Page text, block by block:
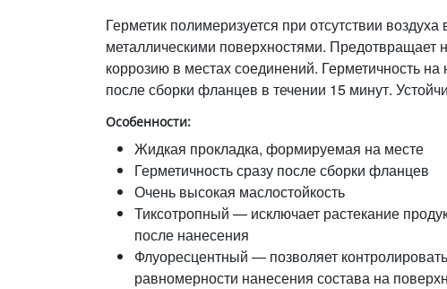
Герметик полимеризуется при отсутствии
металлическими поверхностями. Предотвращает
коррозию в местах соединений. Герметичность на
после сборки фланцев в течении 15 минут.
Особенности:
Жидкая прокладка, формируемая на месте
Герметичность сразу после сборки фланцев
Очень высокая маслостойкость
Тиксотропный — исключает растекание
после нанесения
Флуоресцентный — позволяет
равномерности нанесения состава на